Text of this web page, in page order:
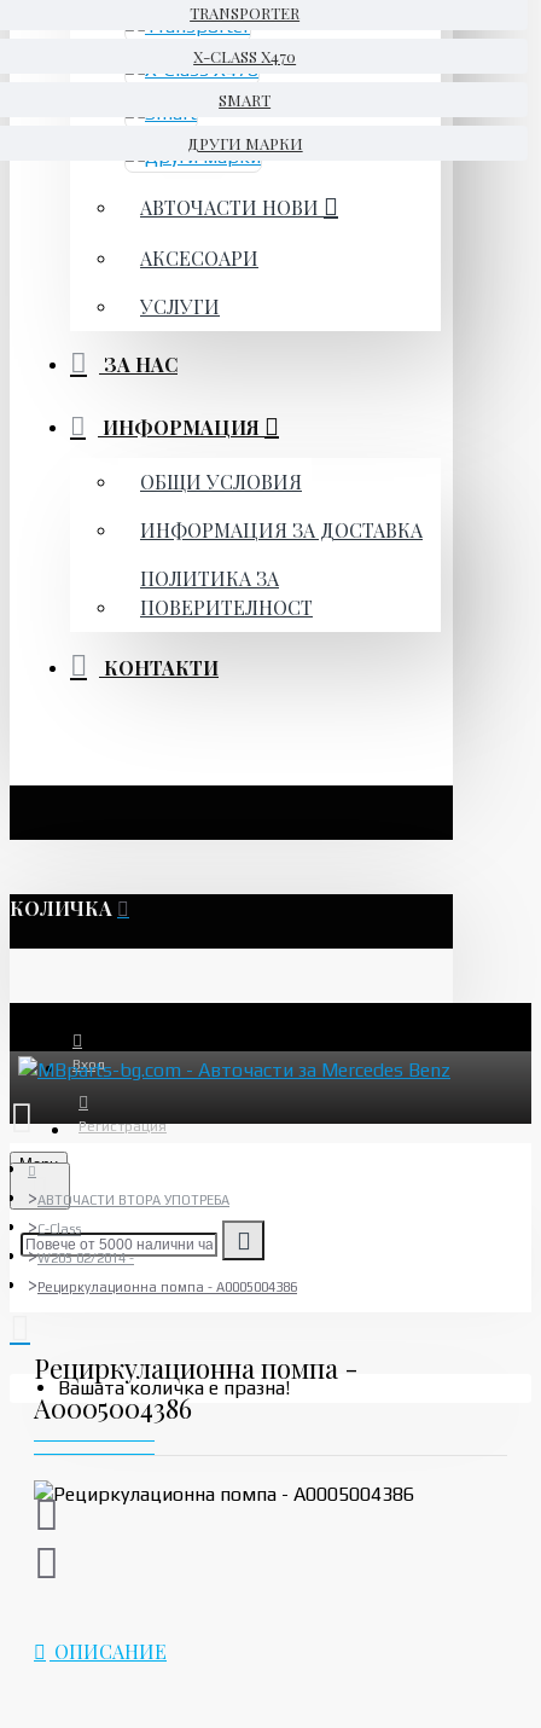
TRANSPORTER
X-CLASS X470
SMART
ДРУГИ МАРКИ
АВТОЧАСТИ НОВИ
АКСЕСОАРИ
УСЛУГИ
ЗА НАС
ИНФОРМАЦИЯ
ОБЩИ УСЛОВИЯ
ИНФОРМАЦИЯ ЗА ДОСТАВКА
ПОЛИТИКА ЗА
ПОВЕРИТЕЛНОСТ
КОНТАКТИ
КОЛИЧКА
Вход
Регистрация
Menu
Вашата количка е празна!
АВТОЧАСТИ ВТОРА УПОТРЕБА
C-Class
W205 02/2014 -
Рециркулационна помпа - A0005004386
Рециркулационна помпа -
A0005004386
ОПИСАНИЕ